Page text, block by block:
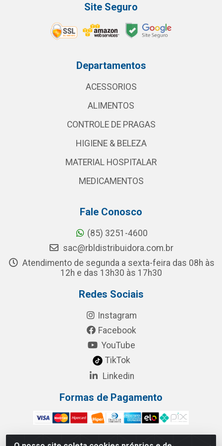
Site Seguro
Departamentos
ACESSORIOS
ALIMENTOS
CONTROLE DE PRAGAS
HIGIENE & BELEZA
MATERIAL HOSPITALAR
MEDICAMENTOS
Fale Conosco
(85) 3251-4600
sac@rbldistribuidora.com.br
Atendimento de segunda a sexta-feira das 08h às
12h e das 13h30 às 17h30
Redes Sociais
Instagram
Facebook
YouTube
TikTok
Linkedin
Formas de Pagamento